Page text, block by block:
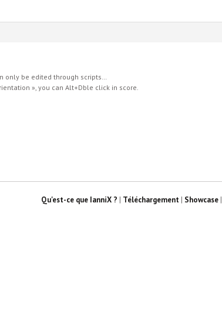
only be edited through scripts…
», you can Alt+Dble click in score.
Qu'est-ce que IanniX ? | Téléchargement | Showcase |